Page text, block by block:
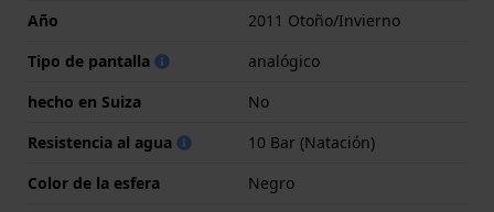
Año
2011 Otoño/Invierno
Tipo de pantalla
analógico
hecho en Suiza
No
Resistencia al agua
10 Bar (Natación)
Color de la esfera
Negro